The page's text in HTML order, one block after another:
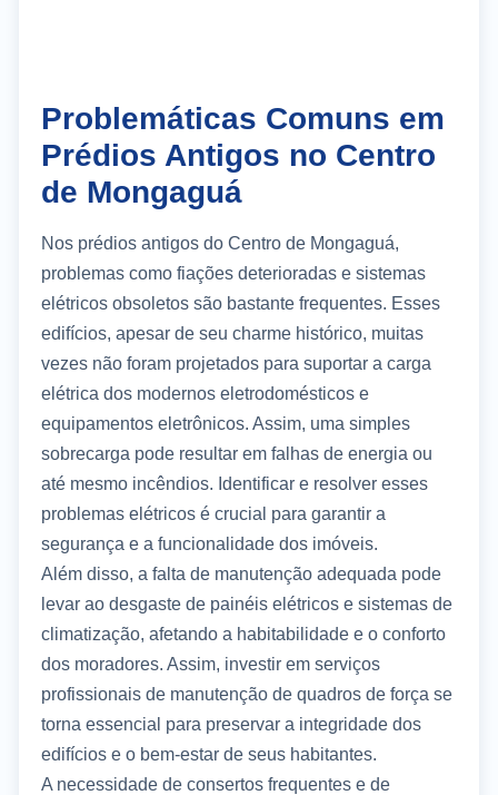
Problemáticas Comuns em
Prédios Antigos no Centro
de Mongaguá
Nos prédios antigos do Centro de Mongaguá,
problemas como fiações deterioradas e sistemas
elétricos obsoletos são bastante frequentes. Esses
edifícios, apesar de seu charme histórico, muitas
vezes não foram projetados para suportar a carga
elétrica dos modernos eletrodomésticos e
equipamentos eletrônicos. Assim, uma simples
sobrecarga pode resultar em falhas de energia ou
até mesmo incêndios. Identificar e resolver esses
problemas elétricos é crucial para garantir a
segurança e a funcionalidade dos imóveis.
Além disso, a falta de manutenção adequada pode
levar ao desgaste de painéis elétricos e sistemas de
climatização, afetando a habitabilidade e o conforto
dos moradores. Assim, investir em serviços
profissionais de manutenção de quadros de força se
torna essencial para preservar a integridade dos
edifícios e o bem-estar de seus habitantes.
A necessidade de consertos frequentes e de